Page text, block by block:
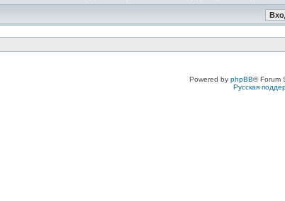
Powered by phpBB® Forum
Русская